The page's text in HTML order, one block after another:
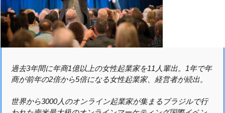
過去3年間に年商1億以上の女性起業家を11人輩出。1年で年
商が前年の2倍から5倍になる女性起業家、経営者が続出。
世界から3000人のオンライン起業家が集まるブラジルで行